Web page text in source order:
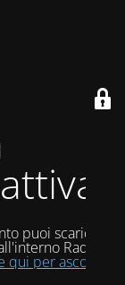
puoi scaricare
Radio
per ascoltarci!